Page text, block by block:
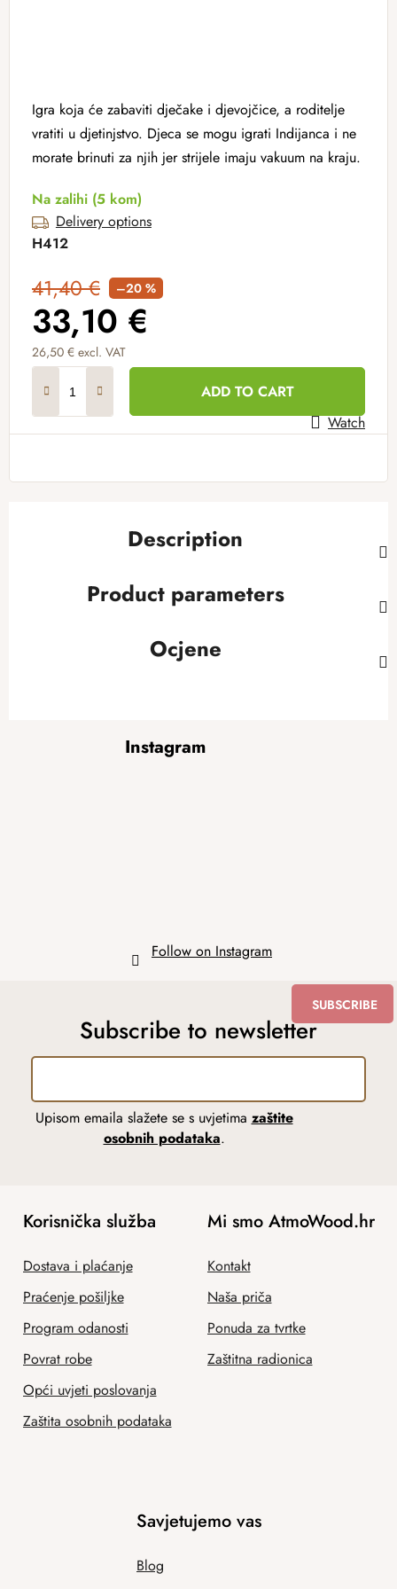
Igra koja će zabaviti dječake i djevojčice, a roditelje
vratiti u djetinjstvo. Djeca se mogu igrati Indijanca i ne
morate brinuti za njih jer strijele imaju vakuum na kraju.
Na zalihi (5 kom)
Delivery options
H412
41,40 € –20 %
33,10 €
26,50 € excl. VAT
ADD TO CART
Watch
Description
Product parameters
Ocjene
Instagram
Follow on Instagram
Subscribe to newsletter
Upisom emaila slažete se s uvjetima zaštite
osobnih podataka.
SUBSCRIBE
Korisnička služba
Dostava i plaćanje
Praćenje pošiljke
Program odanosti
Povrat robe
Opći uvjeti poslovanja
Zaštita osobnih podataka
Mi smo AtmoWood.hr
Kontakt
Naša priča
Ponuda za tvrtke
Zaštitna radionica
Savjetujemo vas
Blog